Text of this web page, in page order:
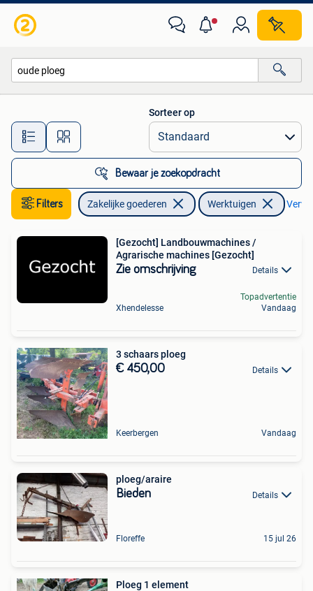
Alle afstanden…
Sorteer op
Bewaar je zoekopdracht
Filters Zakelijke goederen Werktuigen
[Gezocht] Landbouwmachines /
Agrarische machines [Gezocht]
Zie omschrijving Details
Xhendelesse
Topadvertentie
Vandaag
3 schaars ploeg
€ 450,00 Details
Keerbergen Vandaag
ploeg/araire
Bieden Details
Floreffe 15 jul 26
Ploeg 1 element